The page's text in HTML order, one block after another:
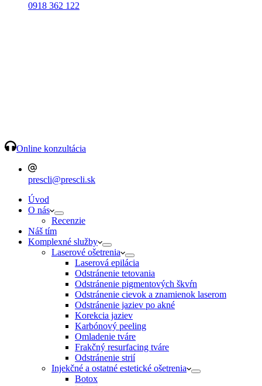
0918 362 122
Online konzultácia
prescli@prescli.sk
Úvod
O nás
Recenzie
Náš tím
Komplexné služby
Laserové ošetrenia
Laserová epilácia
Odstránenie tetovania
Odstránenie pigmentových škvŕn
Odstránenie cievok a znamienok laserom
Odstránenie jaziev po akné
Korekcia jaziev
Karbónový peeling
Omladenie tváre
Frakčný resurfacing tváre
Odstránenie strií
Injekčné a ostatné estetické ošetrenia
Botox